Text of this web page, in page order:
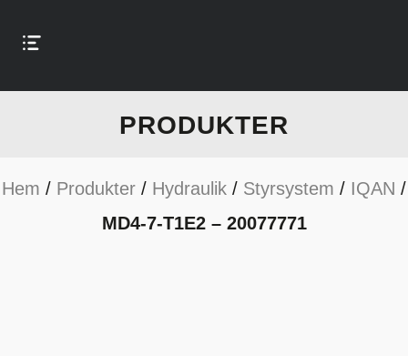
PRODUKTER
Hem / Produkter / Hydraulik / Styrsystem / IQAN /
MD4-7-T1E2 – 20077771